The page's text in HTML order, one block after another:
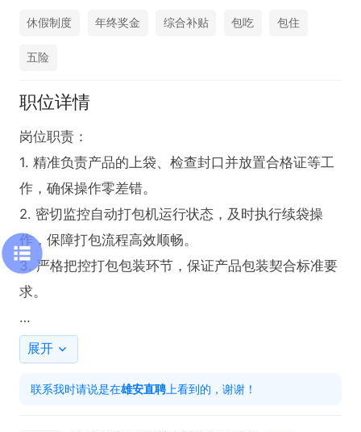
休假制度 年终奖金 综合补贴 包吃 包住
五险
职位详情
岗位职责：
1. 精准负责产品的上袋、检查封口并放置合格证等工
作，确保操作零差错。
2. 密切监控自动打包机运行状态，及时执行续袋操
作，保障打包流程高效顺畅。
3. 严格把控打包包装环节，保证产品包装契合标准要
求。
任职要求：
1. 具备相关产品打包工作经验者优先。
2. 能够熟练操作自动打包机等相关设备。
展开
联系我时请说是在雄安直聘 上看到的，谢谢！